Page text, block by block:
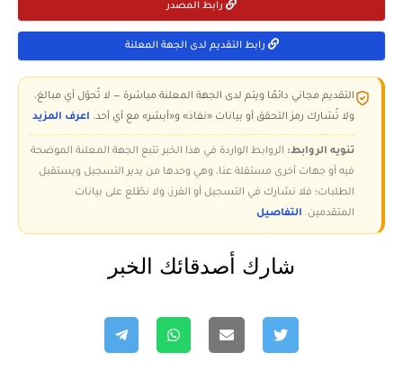
رابط المصدر
رابط التقديم لدى الجهة المعلنة
التقديم مجاني دائمًا ويتم لدى الجهة المعلنة مباشرة — لا تُحوّل أي مبالغ،
ولا تُشارك رمز التحقق أو بيانات «نفاذ» و«أبشر» مع أي أحد. اعرف المزيد
تنويه الروابط: الروابط الواردة في هذا الخبر تتبع الجهة المعلنة الموضحة
فيه أو جهات أخرى مستقلة عنا، وهي وحدها من يدير التسجيل ويستقبل
الطلبات؛ فلا نشارك في التسجيل أو الفرز، ولا نطّلع على بيانات
المتقدمين. التفاصيل
شارك أصدقائك الخبر